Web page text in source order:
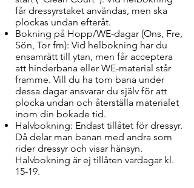
får dressyrstaket användas, men ska
plockas undan efteråt.
Bokning på Hopp/WE-dagar (Ons, Fre,
Sön, Tor fm): Vid helbokning har du
ensamrätt till ytan, men får acceptera
att hinderbana eller WE-material står
framme. Vill du ha tom bana under
dessa dagar ansvarar du själv för att
plocka undan och återställa materialet
inom din bokade tid.
Halvbokning: Endast tillåtet för dressyr.
Då delar man banan med andra som
rider dressyr och visar hänsyn.
Halvbokning är ej tillåten vardagar kl.
15-19.